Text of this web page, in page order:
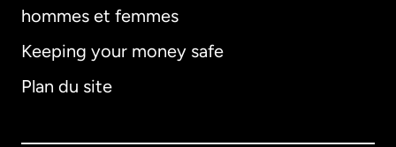
hommes et femmes
Keeping your money safe
Plan du site
Allemagne